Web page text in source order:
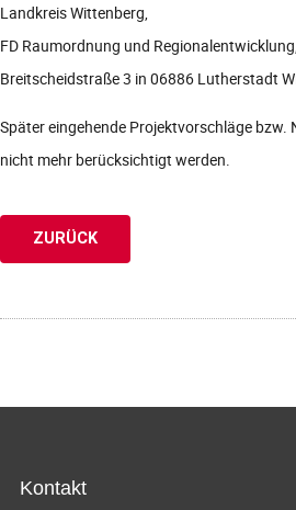
Landkreis Wittenberg,
FD Raumordnung und
Breitscheidstraße 3 in 06886 Lutherstadt
Später eingehende Projektvorschläge bzw.
nicht mehr berücksichtigt werden.
ZURÜCK
Kontakt